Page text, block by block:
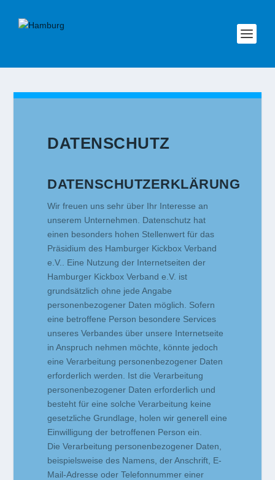
DATENSCHUTZ
DATENSCHUTZERKLÄRUNG
Wir freuen uns sehr über Ihr Interesse an
unserem Unternehmen. Datenschutz hat
einen besonders hohen Stellenwert für das
Präsidium des Hamburger Kickbox Verband
e.V.. Eine Nutzung der Internetseiten der
Hamburger Kickbox Verband e.V. ist
grundsätzlich ohne jede Angabe
personenbezogener Daten möglich. Sofern
eine betroffene Person besondere Services
unseres Verbandes über unsere Internetseite
in Anspruch nehmen möchte, könnte jedoch
eine Verarbeitung personenbezogener Daten
erforderlich werden. Ist die Verarbeitung
personenbezogener Daten erforderlich und
besteht für eine solche Verarbeitung keine
gesetzliche Grundlage, holen wir generell eine
Einwilligung der betroffenen Person ein.
Die Verarbeitung personenbezogener Daten,
beispielsweise des Namens, der Anschrift, E-
Mail-Adresse oder Telefonnummer einer